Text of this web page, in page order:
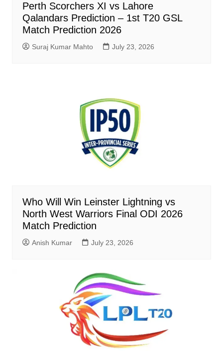
Perth Scorchers XI vs Lahore
Qalandars Prediction – 1st T20 GSL
Match Prediction 2026
Suraj Kumar Mahto July 23, 2026
Who Will Win Leinster Lightning vs
North West Warriors Final ODI 2026
Match Prediction
Anish Kumar July 23, 2026